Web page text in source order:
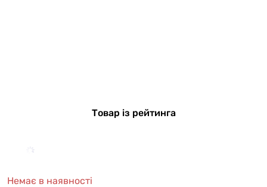
Товар із рейтинга
Немає в наявності